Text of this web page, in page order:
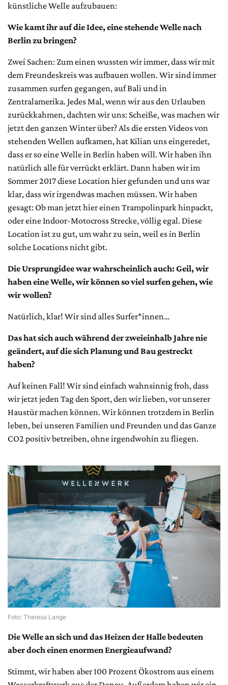
künstliche Welle aufzubauen:
Wie kamt ihr auf die Idee, eine stehende Welle nach
Berlin zu bringen?
Zwei Sachen: Zum einen wussten wir immer, dass wir mit
dem Freundeskreis was aufbauen wollen. Wir sind immer
zusammen surfen gegangen, auf Bali und in
Zentralamerika. Jedes Mal, wenn wir aus den Urlauben
zurückkahmen, dachten wir uns: Scheiße, was machen wir
jetzt den ganzen Winter über? Als die ersten Videos von
stehenden Wellen aufkamen, hat Kilian uns eingeredet,
dass er so eine Welle in Berlin haben will. Wir haben ihn
natürlich alle für verrückt erklärt. Dann haben wir im
Sommer 2017 diese Location hier gefunden und uns war
klar, dass wir irgendwas machen müssen. Wir haben
gesagt: Ob man jetzt hier einen Trampolinpark hinpackt,
oder eine Indoor-Motocross Strecke, völlig egal. Diese
Location ist zu gut, um wahr zu sein, weil es in Berlin
solche Locations nicht gibt.
Die Ursprungidee war wahrscheinlich auch: Geil, wir
haben eine Welle, wir können so viel surfen gehen, wie
wir wollen?
Natürlich, klar! Wir sind alles Surfer*innen…
Das hat sich auch während der zweieinhalb Jahre nie
geändert, auf die sich Planung und Bau gestreckt
haben?
Auf keinen Fall! Wir sind einfach wahnsinnig froh, dass
wir jetzt jeden Tag den Sport, den wir lieben, vor unserer
Haustür machen können. Wir können trotzdem in Berlin
leben, bei unseren Familien und Freunden und das Ganze
CO2 positiv betreiben, ohne irgendwohin zu fliegen.
Foto: Theresa Lange
Die Welle an sich und das Heizen der Halle bedeuten
aber doch einen enormen Energieaufwand?
Stimmt, wir haben aber 100 Prozent Ökostrom aus einem